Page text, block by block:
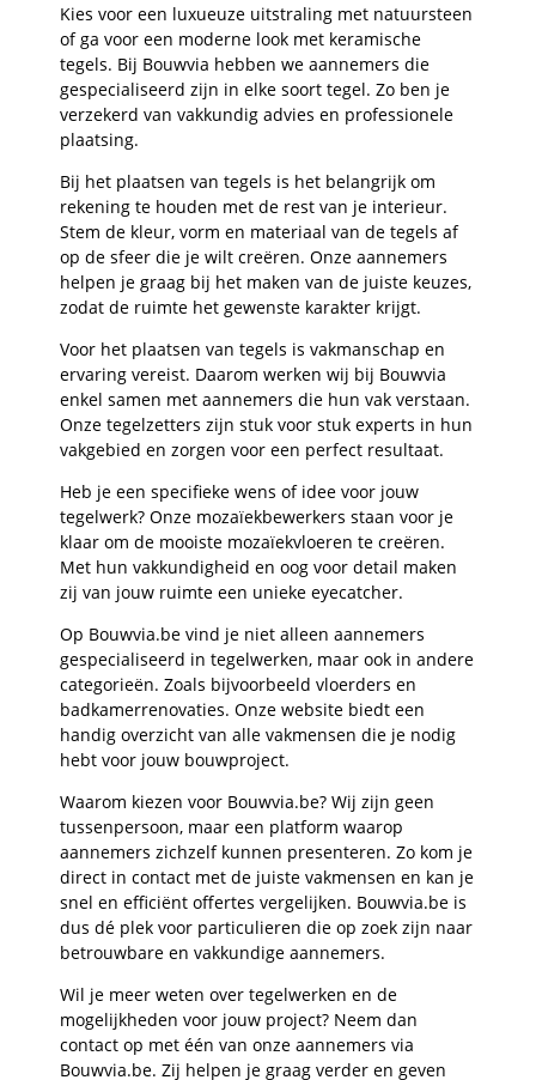
Kies voor een luxueuze uitstraling met natuursteen
of ga voor een moderne look met keramische
tegels. Bij Bouwvia hebben we aannemers die
gespecialiseerd zijn in elke soort tegel. Zo ben je
verzekerd van vakkundig advies en professionele
plaatsing.
Bij het plaatsen van tegels is het belangrijk om
rekening te houden met de rest van je interieur.
Stem de kleur, vorm en materiaal van de tegels af
op de sfeer die je wilt creëren. Onze aannemers
helpen je graag bij het maken van de juiste keuzes,
zodat de ruimte het gewenste karakter krijgt.
Voor het plaatsen van tegels is vakmanschap en
ervaring vereist. Daarom werken wij bij Bouwvia
enkel samen met aannemers die hun vak verstaan.
Onze tegelzetters zijn stuk voor stuk experts in hun
vakgebied en zorgen voor een perfect resultaat.
Heb je een specifieke wens of idee voor jouw
tegelwerk? Onze mozaïekbewerkers staan voor je
klaar om de mooiste mozaïekvloeren te creëren.
Met hun vakkundigheid en oog voor detail maken
zij van jouw ruimte een unieke eyecatcher.
Op Bouwvia.be vind je niet alleen aannemers
gespecialiseerd in tegelwerken, maar ook in andere
categorieën. Zoals bijvoorbeeld vloerders en
badkamerrenovaties. Onze website biedt een
handig overzicht van alle vakmensen die je nodig
hebt voor jouw bouwproject.
Waarom kiezen voor Bouwvia.be? Wij zijn geen
tussenpersoon, maar een platform waarop
aannemers zichzelf kunnen presenteren. Zo kom je
direct in contact met de juiste vakmensen en kan je
snel en efficiënt offertes vergelijken. Bouwvia.be is
dus dé plek voor particulieren die op zoek zijn naar
betrouwbare en vakkundige aannemers.
Wil je meer weten over tegelwerken en de
mogelijkheden voor jouw project? Neem dan
contact op met één van onze aannemers via
Bouwvia.be. Zij helpen je graag verder en geven